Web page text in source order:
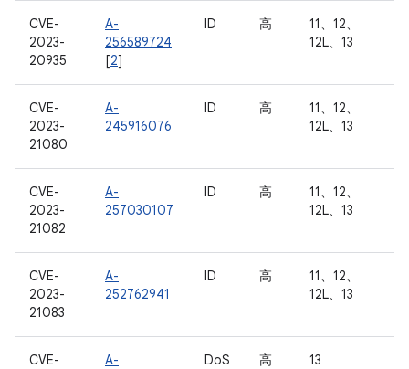
CVE-
2023-
20935
A-
256589724
[2]
ID 高
11、12、
12L、13
CVE-
2023-
21080
A-
245916076
ID 高
11、12、
12L、13
CVE-
2023-
21082
A-
257030107
ID 高
11、12、
12L、13
CVE-
2023-
21083
A-
252762941
ID 高
11、12、
12L、13
CVE-
A-
DoS 高 13